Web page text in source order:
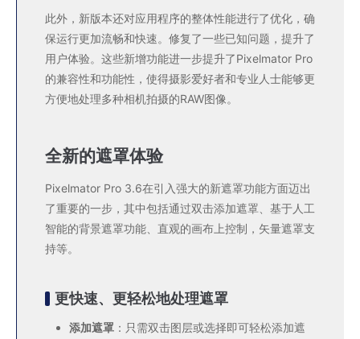
此外，新版本还对应用程序的整体性能进行了优化，确
保运行更加流畅和快速。修复了一些已知问题，提升了
用户体验。这些新增功能进一步提升了Pixelmator Pro
的兼容性和功能性，使得摄影爱好者和专业人士能够更
方便地处理多种相机拍摄的RAW图像。
全新的遮罩体验
Pixelmator Pro 3.6在引入强大的新遮罩功能方面迈出
了重要的一步，其中包括通过双击添加遮罩、基于人工
智能的背景遮罩功能、直观的画布上控制，矢量遮罩支
持等。
更快速、更轻松地处理遮罩
添加遮罩 ：只需双击图层或选择即可轻松添加遮